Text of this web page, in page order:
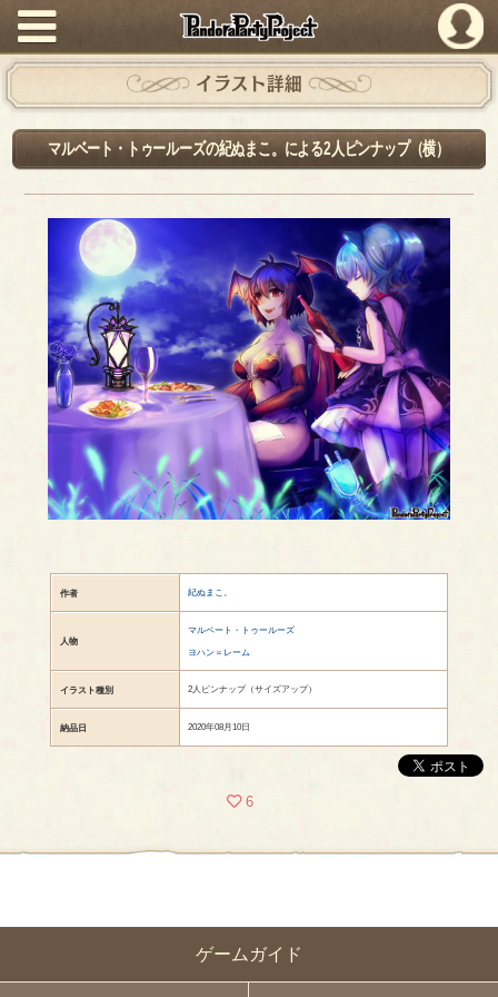
PandoraPartyProject
ゲームガイド
イラスト詳細
マルベート・トゥールーズの紀ぬまこ。による2人ピンナップ（横）
作者 紀ぬまこ。
人物
マルベート・トゥールーズ
ヨハン＝レーム
イラスト種別 2人ピンナップ（サイズアップ）
納品日 2020年08月10日
6